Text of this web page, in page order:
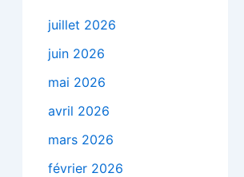
juillet 2026
juin 2026
mai 2026
avril 2026
mars 2026
février 2026